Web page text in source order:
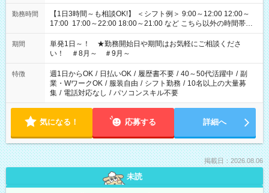
勤務時間
【1日3時間～も相談OK!】 ＜シフト例＞ 9:00～12:00 12:00～
17:00 17:00～22:00 18:00～21:00 など こちら以外の時間帯も
お気軽にご相談ください！
期間
単発1日～！ ★勤務開始日や期間はお気軽にご相談くださ
い！ ＃8月～ ＃9月～
特徴 週1日からOK / 日払いOK / 履歴書不要 / 40～50代活躍中 / 副
業・WワークOK / 服装自由 / シフト勤務 / 10名以上の大量募
集 / 電話対応なし / パソコンスキル不要
気になる！ 応募する 詳細へ
掲載日：2026.08.06
未読